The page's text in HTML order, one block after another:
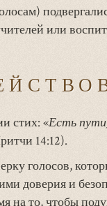
или
стих: «Есть
14:12).
голосов,
доверия и
на то, чтобы